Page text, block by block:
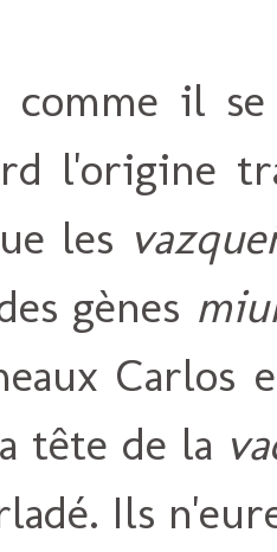
comme il
l'origine
les
gènes
Carlos
tête de la
Ils